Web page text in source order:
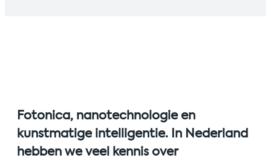
Fotonica, nanotechnologie en
kunstmatige intelligentie. In Nederland
hebben we veel kennis over